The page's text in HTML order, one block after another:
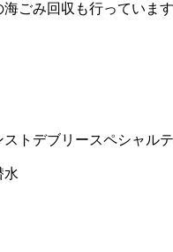
ごみ回収も行っています
トデブリースペシャル
水